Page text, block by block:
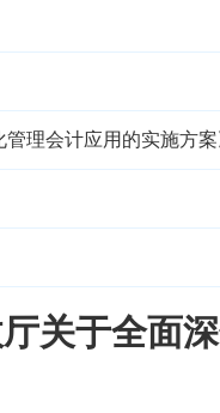
理会计应用的实施方
关于全面